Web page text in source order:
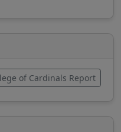
of Cardinals Report